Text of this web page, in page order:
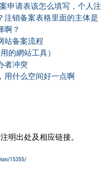
申请表该怎么填写，个人注
注销备案表格里面的主体是
啊？
站备案流程
的網站工具）
者冲突
用什么空间好一点啊
明出处及相应链接。
15355/